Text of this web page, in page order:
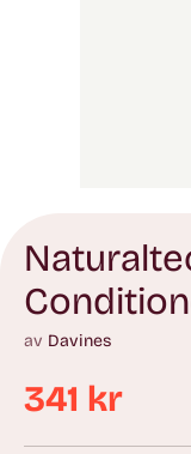
av Davines
Ordinarie
341 kr